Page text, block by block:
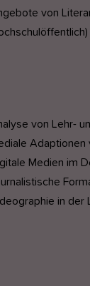
von
von Lehr-
Adaptionen
Medien im
in der